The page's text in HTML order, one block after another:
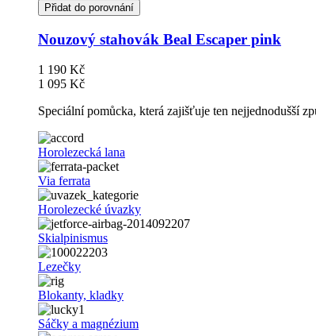
Přidat do porovnání
Nouzový stahovák Beal Escaper pink
1 190 Kč
1 095 Kč
Speciální pomůcka, která zajišťuje ten nejjednodušší
Horolezecká lana
Via ferrata
Horolezecké úvazky
Skialpinismus
Lezečky
Blokanty, kladky
Sáčky a magnézium